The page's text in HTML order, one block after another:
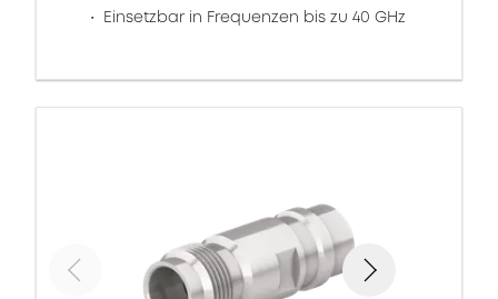
Einsetzbar in Frequenzen bis zu 40 GHz